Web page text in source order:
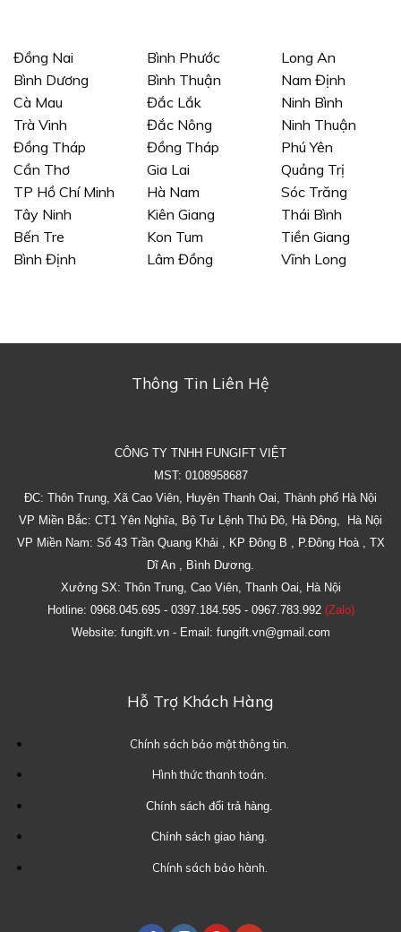
Đồng Nai
Bình Dương
Cà Mau
Trà Vinh
Đồng Tháp
Cần Thơ
TP Hồ Chí Minh
Tây Ninh
Bến Tre
Bình Định
Bình Phước
Bình Thuận
Đắc Lắk
Đắc Nông
Đồng Tháp
Gia Lai
Hà Nam
Kiên Giang
Kon Tum
Lâm Đồng
Long An
Nam Định
Ninh Bình
Ninh Thuận
Phú Yên
Quảng Trị
Sóc Trăng
Thái Bình
Tiền Giang
Vĩnh Long
Thông Tin Liên Hệ
CÔNG TY TNHH FUNGIFT VIỆT
MST: 0108958687
ĐC: Thôn Trung, Xã Cao Viên, Huyện Thanh Oai, Thành phố Hà Nội
VP Miền Bắc: CT1 Yên Nghĩa, Bộ Tư Lệnh Thủ Đô, Hà Đông, Hà Nội
VP Miền Nam: Số 43 Trần Quang Khải , KP Đông B , P.Đông Hoà , TX
Dĩ An , Bình Dương.
Xưởng SX: Thôn Trung, Cao Viên, Thanh Oai, Hà Nội
Hotline: 0968.045.695 - 0397.184.595 - 0967.783.992 (Zalo)
Website: fungift.vn - Email: fungift.vn@gmail.com
Hỗ Trợ Khách Hàng
Chính sách bảo mật thông tin.
Hình thức thanh toán.
Chính sách đổi trả hàng.
Chính sách giao hàng.
Chính sách bảo hành.